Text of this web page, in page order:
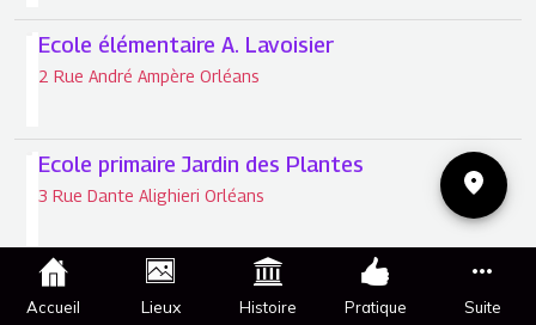
Ecole élémentaire A. Lavoisier
2 Rue André Ampère Orléans
Ecole primaire Jardin des Plantes
3 Rue Dante Alighieri Orléans
Ecole élémentaire spécialisée René-Guy Cadou
19 Rue Henri Poincaré Orléans
Accueil Lieux Histoire Pratique Suite